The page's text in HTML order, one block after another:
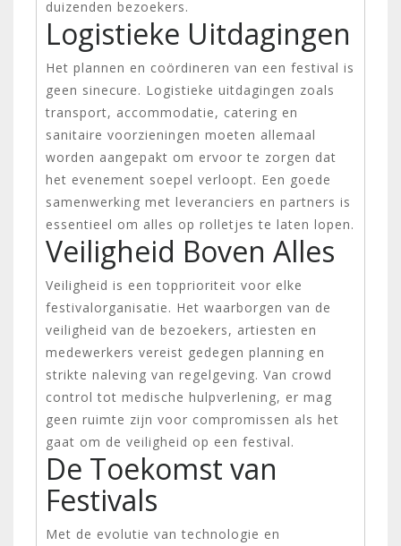
duizenden bezoekers.
Logistieke Uitdagingen
Het plannen en coördineren van een festival is
geen sinecure. Logistieke uitdagingen zoals
transport, accommodatie, catering en
sanitaire voorzieningen moeten allemaal
worden aangepakt om ervoor te zorgen dat
het evenement soepel verloopt. Een goede
samenwerking met leveranciers en partners is
essentieel om alles op rolletjes te laten lopen.
Veiligheid Boven Alles
Veiligheid is een topprioriteit voor elke
festivalorganisatie. Het waarborgen van de
veiligheid van de bezoekers, artiesten en
medewerkers vereist gedegen planning en
strikte naleving van regelgeving. Van crowd
control tot medische hulpverlening, er mag
geen ruimte zijn voor compromissen als het
gaat om de veiligheid op een festival.
De Toekomst van
Festivals
Met de evolutie van technologie en